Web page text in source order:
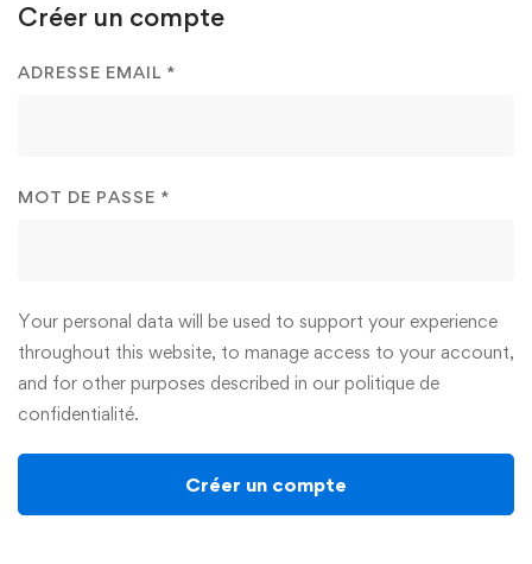
Créer un compte
ADRESSE EMAIL *
MOT DE PASSE *
Your personal data will be used to support your experience
throughout this website, to manage access to your account,
and for other purposes described in our politique de
confidentialité.
Créer un compte